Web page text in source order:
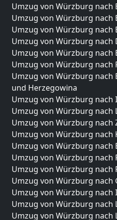
Umzug von Würzburg nach
Umzug von Würzburg nach
Umzug von Würzburg nach
Umzug von Würzburg nach
Umzug von Würzburg nach
Umzug von Würzburg nach
Umzug von Würzburg nach
und Herzegowina
Umzug von Würzburg nach
Umzug von Würzburg nach
Umzug von Würzburg nach
Umzug von Würzburg nach
Umzug von Würzburg nach
Umzug von Würzburg nach
Umzug von Würzburg nach
Umzug von Würzburg nach
Umzug von Würzburg nach
Umzug von Würzburg nach
Umzug von Würzburg nach